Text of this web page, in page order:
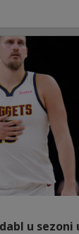
u sezoni